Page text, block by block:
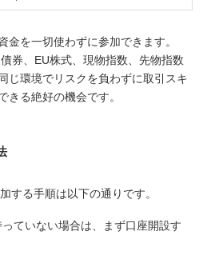
金を一切使わずに参加できます。
券、EU株式、現物指数、先物指数
じ環境でリスクを負わずに取引スキ
きる絶好の機会です。
する手順は以下の通りです。
ていない場合は、まず口座開設す